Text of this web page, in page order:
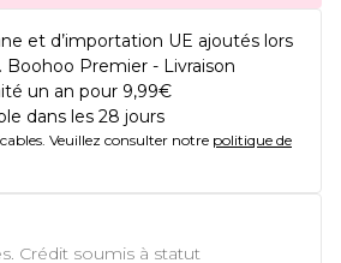
et d’importation UE ajoutés lors
Boohoo Premier - Livraison
un an pour 9,99€
dans les 28 jours
Veuillez consulter notre politique de
Crédit soumis à statut